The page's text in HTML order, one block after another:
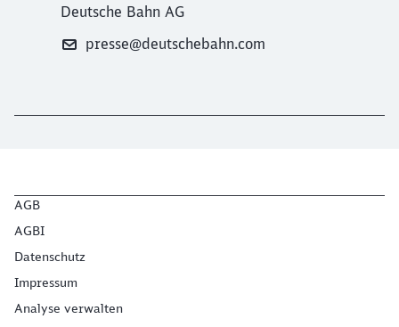
Deutsche Bahn AG
presse@deutschebahn.com
AGB
AGBI
Datenschutz
Impressum
Analyse verwalten